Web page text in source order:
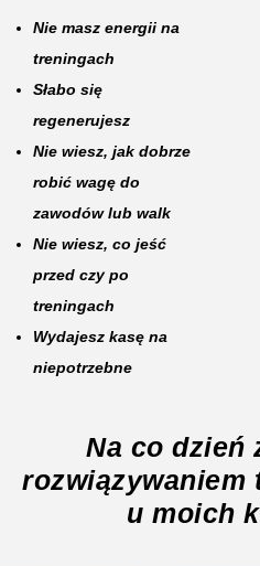
Nie masz energii na
treningach
Słabo się
regenerujesz
Nie wiesz, jak dobrze
robić wagę do
zawodów lub walk
Nie wiesz, co jeść
przed czy po
treningach
Wydajesz kasę na
niepotrzebne
Na co dzień
rozwiązywaniem
u moich